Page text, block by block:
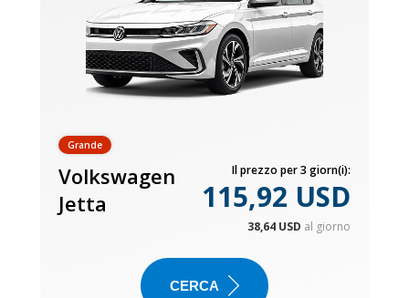
Grande
Volkswagen
Jetta
Il prezzo per 3 giorn(i):
115,92 USD
38,64 USD al giorno
CERCA